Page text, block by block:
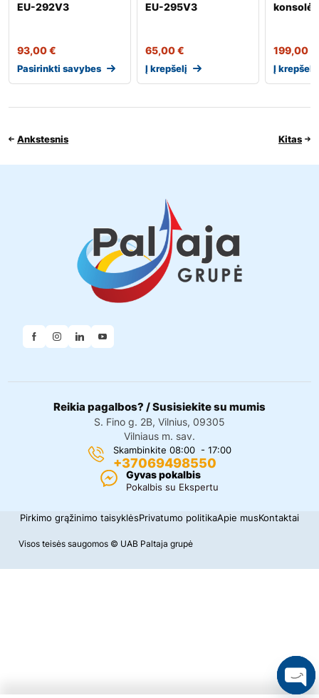
EU-292V3
93,00€
Pasirinkti savybes
EU-295V3
65,00€
Į krepšelį
konsolė
199,00
Į krepšelį
Ankstesnis Kitas
Reikia pagalbos? / Susisiekite su mumis
S. Fino g. 2B, Vilnius, 09305
Vilniaus m. sav.
Skambinkite 08:00 - 17:00
+37069498550
Gyvas pokalbis
Pokalbis su Ekspertu
Visos teisės saugomos © UAB Paltaja grupė
Pirkimo grąžinimo taisyklėsPrivatumo politikaApie musKontaktai